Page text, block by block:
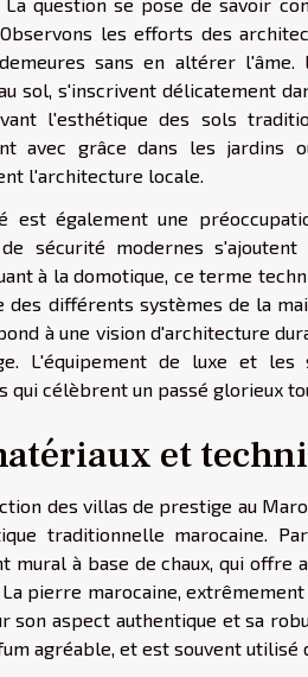
les efforts des
sans en altérer
sol, s'inscrivent délicatement
l'esthétique des sols
avec grâce dans les
l'architecture locale.
est également une
sécurité modernes
à la domotique, ce terme
des différents systèmes de la
à une vision d'architecture
L'équipement de luxe et les
qui célèbrent un passé glorieux
et
des villas de prestige au
traditionnelle marocaine.
mural à base de chaux, qui
pierre marocaine,
son aspect authentique et sa
agréable, et est souvent